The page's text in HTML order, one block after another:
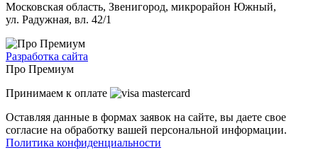
Московская область, Звенигород, микрорайон Южный,
ул. Радужная, вл. 42/1
Разработка сайта
Про Премиум
Принимаем к оплате
Оставляя данные в формах заявок на сайте, вы даете свое
согласие на обработку вашей персональной информации.
Политика конфиденциальности